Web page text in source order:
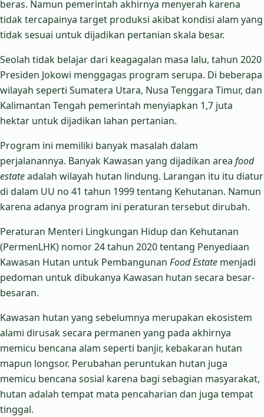
beras. Namun pemerintah akhirnya menyerah karena
tidak tercapainya target produksi akibat kondisi alam yang
tidak sesuai untuk dijadikan pertanian skala besar.
Seolah tidak belajar dari keagagalan masa lalu, tahun 2020
Presiden Jokowi menggagas program serupa. Di beberapa
wilayah seperti Sumatera Utara, Nusa Tenggara Timur, dan
Kalimantan Tengah pemerintah menyiapkan 1,7 juta
hektar untuk dijadikan lahan pertanian.
Program ini memiliki banyak masalah dalam
perjalanannya. Banyak Kawasan yang dijadikan area food
estateadalah wilayah hutan lindung. Larangan itu itu diatur
di dalam UU no 41 tahun 1999 tentang Kehutanan. Namun
karena adanya program ini peraturan tersebut dirubah.
Peraturan Menteri Lingkungan Hidup dan Kehutanan
(PermenLHK) nomor 24 tahun 2020 tentang Penyediaan
Kawasan Hutan untuk Pembangunan Food Estate menjadi
pedoman untuk dibukanya Kawasan hutan secara besar-
besaran.
Kawasan hutan yang sebelumnya merupakan ekosistem
alami dirusak secara permanen yang pada akhirnya
memicu bencana alam seperti banjir, kebakaran hutan
mapun longsor. Perubahan peruntukan hutan juga
memicu bencana sosial karena bagi sebagian masyarakat,
hutan adalah tempat mata pencaharian dan juga tempat
tinggal.